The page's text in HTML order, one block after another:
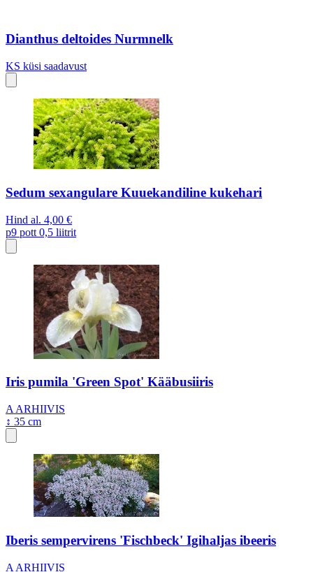
Dianthus deltoides Nurmnelk
KS küsi saadavust
Sedum sexangulare Kuuekandiline kukehari
Hind al. 4,00 €
p9 pott 0,5 liitrit
Iris pumila 'Green Spot' Kääbusiiris
A ARHIIVIS
↕ 35 cm
Iberis sempervirens 'Fischbeck' Igihaljas ibeeris
A ARHIIVIS